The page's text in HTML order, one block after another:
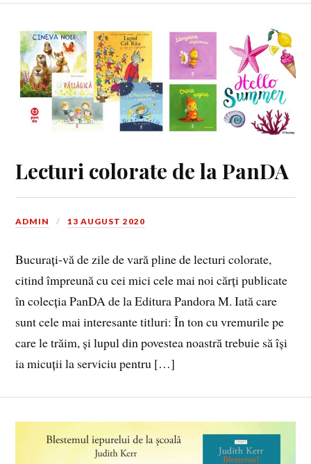
Lecturi colorate de la PanDA
ADMIN 13 AUGUST 2020
Bucurați-vă de zile de vară pline de lecturi colorate,
citind împreună cu cei mici cele mai noi cărți publicate
în colecția PanDA de la Editura Pandora M. Iată care
sunt cele mai interesante titluri: În ton cu vremurile pe
care le trăim, și lupul din povestea noastră trebuie să își
ia micuții la serviciu pentru […]